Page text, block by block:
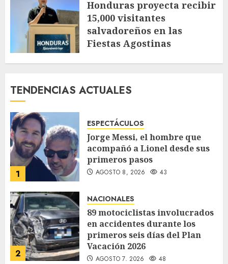
Honduras proyecta recibir
15,000 visitantes
salvadoreños en las
Fiestas Agostinas
TENDENCIAS ACTUALES
1
ESPECTÁCULOS
Jorge Messi, el hombre que
acompañó a Lionel desde sus
primeros pasos
AGOSTO 8, 2026 43
2
NACIONALES
89 motociclistas involucrados
en accidentes durante los
primeros seis días del Plan
Vacación 2026
AGOSTO 7, 2026 48